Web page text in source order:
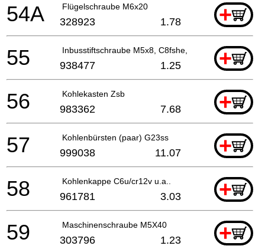
Flügelschraube M6x20 +
54A 328923 1.78
Inbusstiftschraube M5x8, C8fshe, C8fse, H41mb,g23
+
55 938477 1.25
Kohlekasten Zsb +
56 983362 7.68
Kohlenbürsten (paar) G23ss +
57 999038 11.07
Kohlenkappe C6u/cr12v u.a.. +
58 961781 3.03
Maschinenschraube M5X40 +
59 303796 1.23